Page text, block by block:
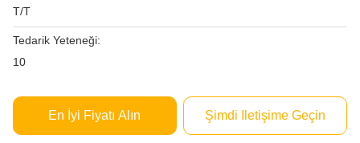
T/T
Tedarik Yeteneği:
10
En İyi Fiyatı Alın Şimdi Iletişime Geçin